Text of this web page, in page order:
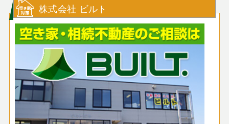
株式会社 ビルト